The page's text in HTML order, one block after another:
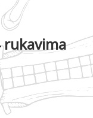
rukavima